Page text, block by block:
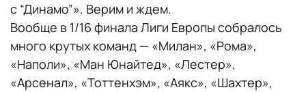
с “Динамо”». Верим и ждем.
Вообще в 1/16 финала Лиги Европы собралось
много крутых команд — «Милан», «Рома»,
«Наполи», «Ман Юнайтед», «Лестер»,
«Арсенал», «Тоттенхэм», «Аякс», «Шахтер»,